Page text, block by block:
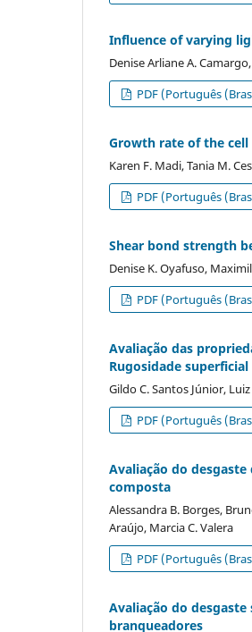
Influence of varying
Denise Arliane A.
PDF (Português
Growth rate of the
Karen F. Madi, Tania M.
PDF (Português
Shear bond strength
Denise K. Oyafuso,
PDF (Português
Avaliação das
Rugosidade
Gildo C. Santos Júnior,
PDF (Português
Avaliação do
composta
Alessandra B. Borges,
Araújo, Marcia C. Valera
PDF (Português
Avaliação do
branqueadores